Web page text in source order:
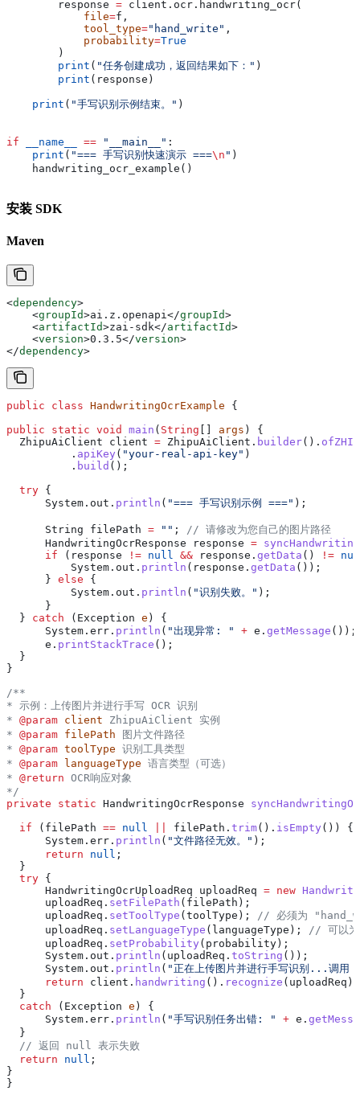
        response
= client.ocr.handwriting_ocr(
            file
=f,
            tool_type
="hand_write" ,
            probability
=True
        )
        print
( "任务创建成功，返回结果如下：" )
        print
(response)
    print
( "手写识别示例结束。" )
if __name__ == "__main__" :
    print
( "=== 手写识别快速演示 ===\n " )
    handwriting_ocr_example()
安装 SDK
Maven
<dependency>
    <
groupId>ai.z.openapi</groupId>
    <
artifactId>zai-sdk</artifactId>
    <
version>0.3.5</version>
</dependency>
public class HandwritingOcrExample {
public static void main ( String args ) {
  ZhipuAiClient
client = ZhipuAiClient . builder().
          .
apiKey ( "your-real-api-key" )
          .
build ();
  try
{
      System
. out . println ( "=== 手写识别示例 ===" );
      String
filePath = "" ; // 请修改为您自己的图片路径
      HandwritingOcrResponse
response =
      if
(response != null && response . getData () !=
          System
. out . println ( response . getData ());
      }
else {
          System
. out . println ( "识别失败。" );
      }
  }
catch ( Exception e ) {
      System
. err . println ( "出现异常: " + e . getMessage ());
      e
. printStackTrace ();
  }
}
/**
* 示例：上传图片并进行手写 OCR 识别
* @param client ZhipuAiClient 实例
* @param filePath 图片文件路径
* @param toolType 识别工具类型
* @param languageType 语言类型（可选）
* @return OCR响应对象
*/
private static HandwritingOcrResponse
  if
(filePath == null filePath . trim(). isEmpty ()) {
      System
. err . println ( "文件路径无效。" );
      return
null ;
  }
  try
{
      HandwritingOcrUploadReq
uploadReq = new
      uploadReq
. setFilePath (filePath);
      uploadReq
. setToolType (toolType); // 必须为
      uploadReq
. setLanguageType (languageType); // 可以为
      uploadReq
. setProbability (probability);
      System
. out . println ( uploadReq . toString ());
      System
. out . println ( "正在上传图片并进行手写识别...调
      return
client . handwriting (). recognize (uploadReq);
  }
  catch
( Exception e ) {
      System
. err . println ( "手写识别任务出错: " + e .
  }
  // 返回 null 表示失败
  return
null ;
}
}